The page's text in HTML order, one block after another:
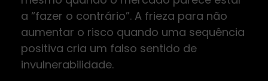
a “fazer o contrário”. A frieza para não
aumentar o risco quando uma sequência
positiva cria um falso sentido de
invulnerabilidade.